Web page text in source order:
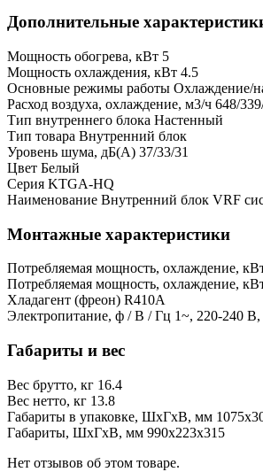
Дополнительные
Мощность обогрева, кВт 5
Мощность охлаждения, кВт 4.5
Основные режимы работы Охлаждение/
Расход воздуха, охлаждение, м3/ч 648/
Тип внутреннего блока Настенный
Тип товара Внутренний блок
Уровень шума, дБ(А) 37/33/31
Цвет Белый
Серия KTGA-HQ
Наименование Внутренний блок VRF
Монтажные характеристики
Потребляемая мощность, охлаждение,
Потребляемая мощность, охлаждение,
Хладагент (фреон) R410A
Электропитание, ф / В / Гц 1~, 220-240
Габариты и вес
Вес брутто, кг 16.4
Вес нетто, кг 13.8
Габариты в упаковке, ШхГхВ, мм
Габариты, ШхГхВ, мм 990x223x315
Нет отзывов об этом товаре.